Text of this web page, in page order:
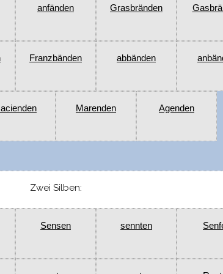
anfänden Grasbränden
Franzbänden abbänden
Marenden Agenden
Zwei Silben:
Sensen sennten